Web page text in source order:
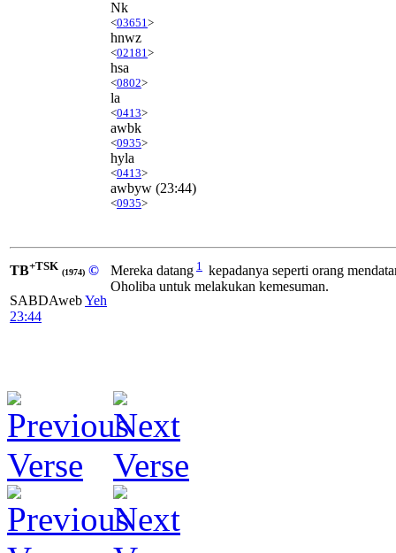
Nk
<03651 >
hnwz
<02181 >
hsa
<0802>
la
<0413>
awbk
<0935>
hyla
<0413>
awbyw (23:44)
<0935>
TB+TSK (1974) ©
SABDAwebYeh
23:44
Mereka datang 1
kepadanya seperti orang
Oholiba untuk melakukan kemesuman.